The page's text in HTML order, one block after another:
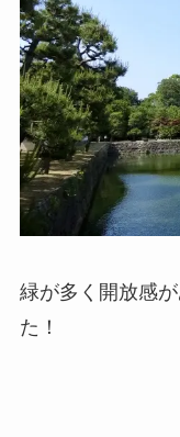
緑が多く開放感
た！